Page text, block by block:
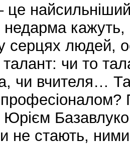
це
кажуть,
серцях людей,
чи то
чи вчителя…
професіоналом?
не стають,